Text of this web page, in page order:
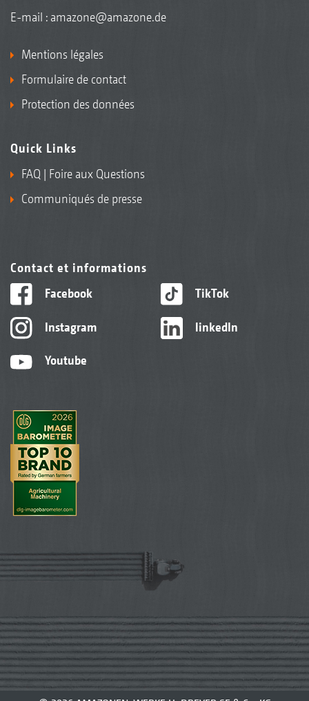
E-mail : amazone@amazone.de
Mentions légales
Formulaire de contact
Protection des données
Quick Links
FAQ | Foire aux Questions
Communiqués de presse
Contact et informations
Facebook
Instagram
Youtube
TikTok
linkedIn